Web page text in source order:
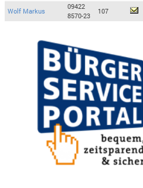
Wolf Markus
09422
8570-23
107